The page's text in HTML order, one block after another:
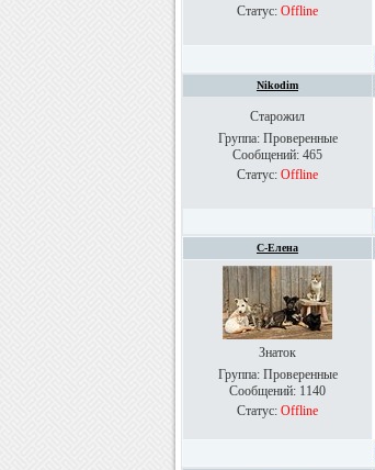
Статус: Offline
Nikodim
Старожил
Группа: Проверенные
Сообщений: 465
Статус: Offline
С-Елена
Знаток
Группа: Проверенные
Сообщений: 1140
Статус: Offline